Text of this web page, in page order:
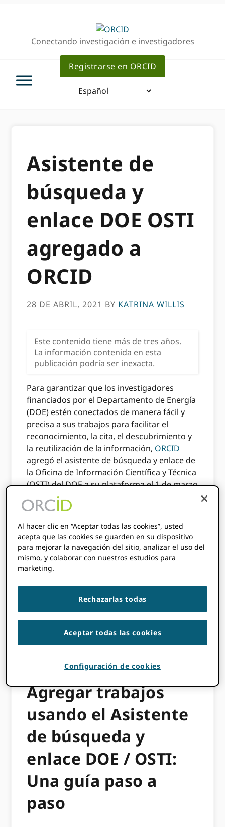
navegación
principalConectando investigación e investigadores
Registrarse en ORCID
Asistente de
búsqueda y
enlace DOE OSTI
agregado a
ORCID
28 DE ABRIL, 2021 BY KATRINA WILLIS
Este contenido tiene más de tres años.
La información contenida en esta
publicación podría ser inexacta.
Para garantizar que los investigadores
financiados por el Departamento de Energía
(DOE) estén conectados de manera fácil y
precisa a sus trabajos para facilitar el
reconocimiento, la cita, el descubrimiento y
la reutilización de la información, ORCID
agregó el asistente de búsqueda y enlace de
la Oficina de Información Científica y Técnica
(OSTI) del DOE a su plataforma el 1 de marzo
de 2021. Los asistentes de búsqueda y
enlace son ORCIDes la forma recomendada
para que los investigadores llenen su
registro. El asistente de búsqueda y enlace
DOE / OSTI, accesible en la sección Obras de
un ORCID record, es una nueva opción para
que los investigadores puedan importar
Hemos creado esta guía paso a paso para
conectar su registro al DOE / OSTI para
precisas. ¡Empecemos!
Agregar trabajos
usando el Asistente
de búsqueda y
enlace DOE / OSTI:
Una guía paso a
paso
Al hacer clic en “Aceptar todas las cookies”, usted
acepta que las cookies se guarden en su dispositivo
para mejorar la navegación del sitio, analizar el uso del
mismo, y colaborar con nuestros estudios para
marketing.
Rechazarlas todas
Aceptar todas las cookies
Configuración de cookies